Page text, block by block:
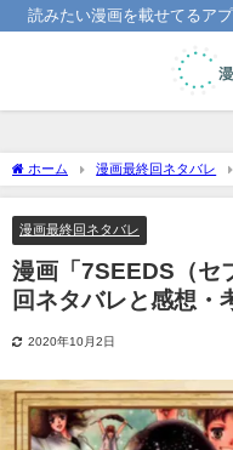
読みたい漫画を載せてるア
ホーム 漫画最終回ネタバレ
終回ネタバレと感想・考察
漫画最終回ネタバレ
漫画「7SEEDS（セ
回ネタバレと感想・
2020年10月2日